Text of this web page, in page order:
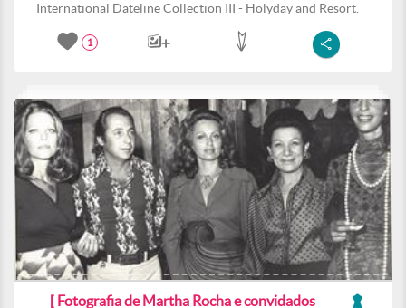
International Dateline Collection III - Holyday and Resort.
1
[ Fotografia de Martha Rocha e convidados